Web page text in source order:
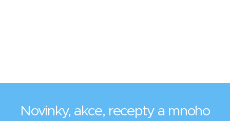
Novinky, akce, recepty a mnoho